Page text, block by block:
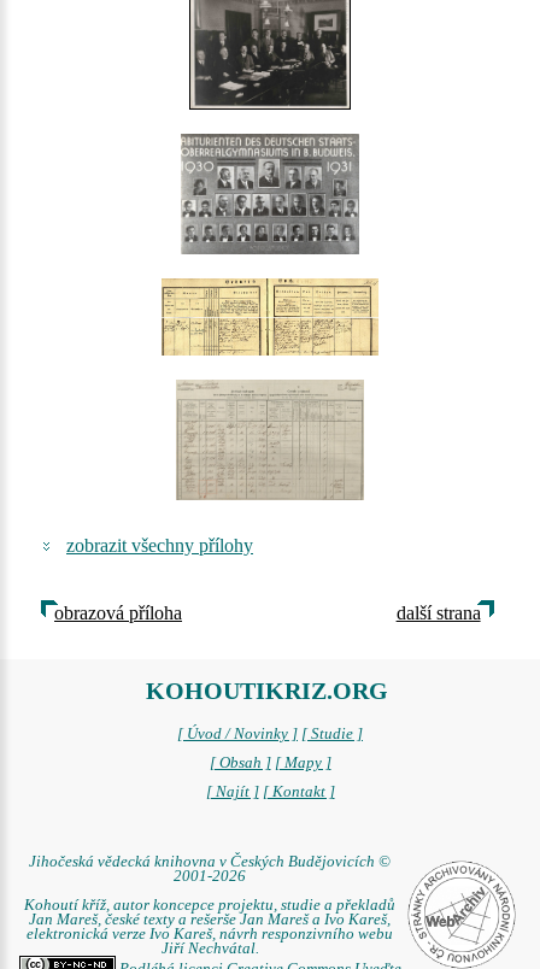
zobrazit všechny přílohy
obrazová příloha další strana
KOHOUTIKRIZ.ORG
[ Úvod / Novinky ] [ Studie ]
[ Obsah ] [ Mapy ]
[ Najít ] [ Kontakt ]
Jihočeská vědecká knihovna v Českých Budějovicích ©
2001-2026
Kohoutí kříž, autor koncepce projektu, studie a překladů
Jan Mareš, české texty a rešerše Jan Mareš a Ivo Kareš,
elektronická verze Ivo Kareš, návrh responzivního webu
Jiří Nechvátal.